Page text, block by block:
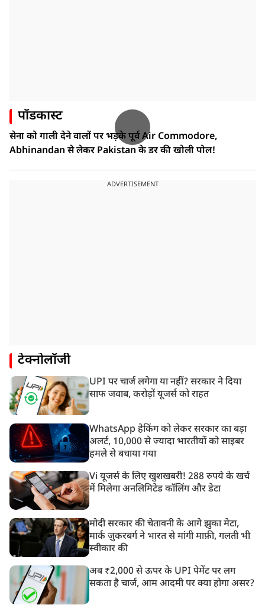
पॉडकास्ट
सेना को गाली देने वालों पर भड़के पूर्व Air Commodore,
Abhinandan से लेकर Pakistan के डर की खोली पोल!
ADVERTISEMENT
टेक्नोलॉजी
UPI पर चार्ज लगेगा या नहीं? सरकार ने दिया
साफ जवाब, करोड़ों यूजर्स को राहत
WhatsApp हैकिंग को लेकर सरकार का बड़ा
अलर्ट, 10,000 से ज्यादा भारतीयों को साइबर
हमले से बचाया गया
Vi यूजर्स के लिए खुशखबरी! 288 रुपये के खर्च
में मिलेगा अनलिमिटेड कॉलिंग और डेटा
मोदी सरकार की चेतावनी के आगे झुका मेटा,
मार्क ज़ुकरबर्ग ने भारत से मांगी माफ़ी, गलती भी
स्वीकार की
अब ₹2,000 से ऊपर के UPI पेमेंट पर लग
सकता है चार्ज, आम आदमी पर क्या होगा असर?